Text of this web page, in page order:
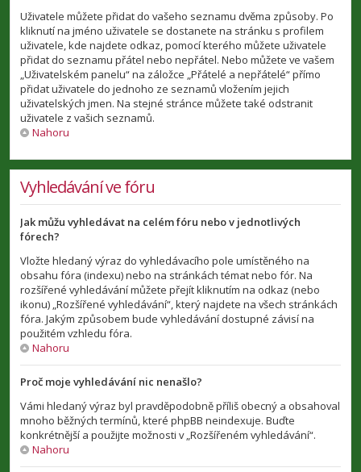
Uživatele můžete přidat do vašeho seznamu dvěma způsoby. Po
kliknutí na jméno uživatele se dostanete na stránku s profilem
uživatele, kde najdete odkaz, pomocí kterého můžete uživatele
přidat do seznamu přátel nebo nepřátel. Nebo můžete ve vašem
„Uživatelském panelu“ na záložce „Přátelé a nepřátelé“ přímo
přidat uživatele do jednoho ze seznamů vložením jejich
uživatelských jmen. Na stejné stránce můžete také odstranit
uživatele z vašich seznamů.
Nahoru
Vyhledávání ve fóru
Jak můžu vyhledávat na celém fóru nebo v jednotlivých
fórech?
Vložte hledaný výraz do vyhledávacího pole umístěného na
obsahu fóra (indexu) nebo na stránkách témat nebo fór. Na
rozšířené vyhledávání můžete přejít kliknutím na odkaz (nebo
ikonu) „Rozšířené vyhledávání“, který najdete na všech stránkách
fóra. Jakým způsobem bude vyhledávání dostupné závisí na
použitém vzhledu fóra.
Nahoru
Proč moje vyhledávání nic nenašlo?
Vámi hledaný výraz byl pravděpodobně příliš obecný a obsahoval
mnoho běžných termínů, které phpBB neindexuje. Buďte
konkrétnější a použijte možnosti v „Rozšířeném vyhledávání“.
Nahoru